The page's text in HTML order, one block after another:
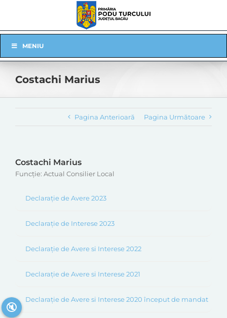
Navigation
MENIU
Costachi Marius
Pagina Anterioară Pagina Următoare
Costachi Marius
Funcție: Actual Consilier Local
Declarație de Avere 2023
Declarație de Interese 2023
Declarație de Avere si Interese 2022
Declarație de Avere si Interese 2021
Declarație de Avere si Interese 2020 început de mandat
🔇